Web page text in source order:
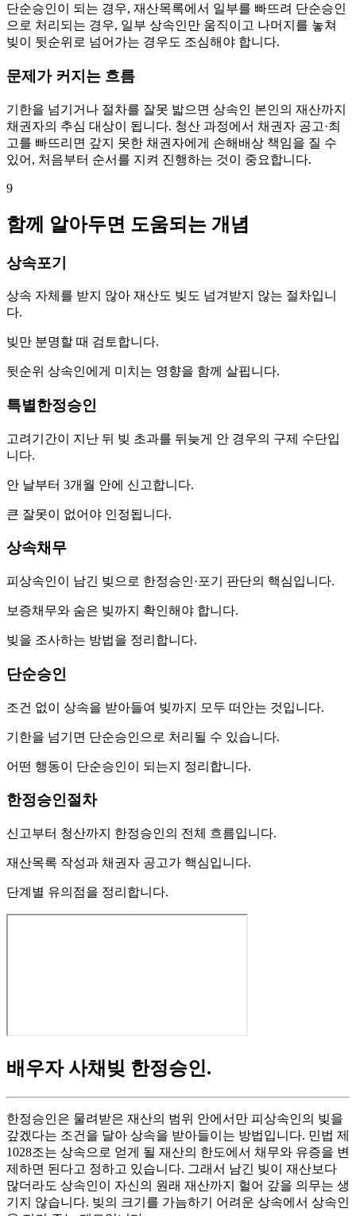
단순승인이 되는 경우, 재산목록에서 일부를 빠뜨려 단순승인
으로 처리되는 경우, 일부 상속인만 움직이고 나머지를 놓쳐
빚이 뒷순위로 넘어가는 경우도 조심해야 합니다.
문제가 커지는 흐름
기한을 넘기거나 절차를 잘못 밟으면 상속인 본인의 재산까지
채권자의 추심 대상이 됩니다. 청산 과정에서 채권자 공고·최
고를 빠뜨리면 갚지 못한 채권자에게 손해배상 책임을 질 수
있어, 처음부터 순서를 지켜 진행하는 것이 중요합니다.
9
함께 알아두면 도움되는 개념
상속포기
상속 자체를 받지 않아 재산도 빚도 넘겨받지 않는 절차입니
다.
빚만 분명할 때 검토합니다.
뒷순위 상속인에게 미치는 영향을 함께 살핍니다.
특별한정승인
고려기간이 지난 뒤 빚 초과를 뒤늦게 안 경우의 구제 수단입
니다.
안 날부터 3개월 안에 신고합니다.
큰 잘못이 없어야 인정됩니다.
상속채무
피상속인이 남긴 빚으로 한정승인·포기 판단의 핵심입니다.
보증채무와 숨은 빚까지 확인해야 합니다.
빚을 조사하는 방법을 정리합니다.
단순승인
조건 없이 상속을 받아들여 빚까지 모두 떠안는 것입니다.
기한을 넘기면 단순승인으로 처리될 수 있습니다.
어떤 행동이 단순승인이 되는지 정리합니다.
한정승인절차
신고부터 청산까지 한정승인의 전체 흐름입니다.
재산목록 작성과 채권자 공고가 핵심입니다.
단계별 유의점을 정리합니다.
배우자 사채빚 한정승인.
한정승인은 물려받은 재산의 범위 안에서만 피상속인의 빚을
갚겠다는 조건을 달아 상속을 받아들이는 방법입니다. 민법 제
1028조는 상속으로 얻게 될 재산의 한도에서 채무와 유증을 변
제하면 된다고 정하고 있습니다. 그래서 남긴 빚이 재산보다
많더라도 상속인이 자신의 원래 재산까지 헐어 갚을 의무는 생
기지 않습니다. 빚의 크기를 가늠하기 어려운 상속에서 상속인